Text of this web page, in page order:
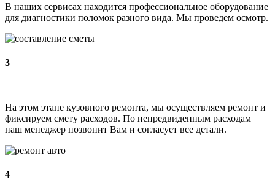
В наших сервисах находится профессиональное оборудование
для диагностики поломок разного вида. Мы проведем осмотр.
3
На этом этапе кузовного ремонта, мы осуществляем ремонт и
фиксируем смету расходов. По непредвиденным расходам
наш менеджер позвонит Вам и согласует все детали.
4